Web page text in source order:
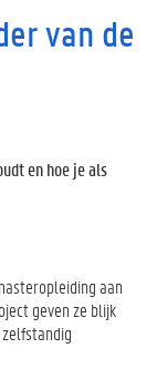
van de
en hoe je als
aan
geven ze blijk